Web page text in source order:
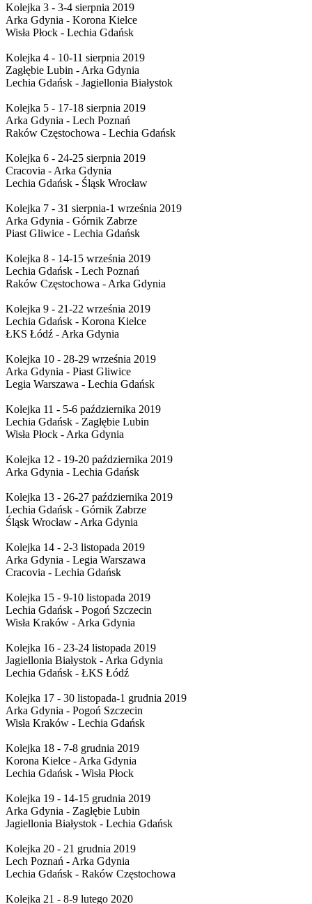
Kolejka 3 - 3-4 sierpnia 2019
Arka Gdynia - Korona Kielce
Wisła Płock - Lechia Gdańsk
Kolejka 4 - 10-11 sierpnia 2019
Zagłębie Lubin - Arka Gdynia
Lechia Gdańsk - Jagiellonia Białystok
Kolejka 5 - 17-18 sierpnia 2019
Arka Gdynia - Lech Poznań
Raków Częstochowa - Lechia Gdańsk
Kolejka 6 - 24-25 sierpnia 2019
Cracovia - Arka Gdynia
Lechia Gdańsk - Śląsk Wrocław
Kolejka 7 - 31 sierpnia-1 września 2019
Arka Gdynia - Górnik Zabrze
Piast Gliwice - Lechia Gdańsk
Kolejka 8 - 14-15 września 2019
Lechia Gdańsk - Lech Poznań
Raków Częstochowa - Arka Gdynia
Kolejka 9 - 21-22 września 2019
Lechia Gdańsk - Korona Kielce
ŁKS Łódź - Arka Gdynia
Kolejka 10 - 28-29 września 2019
Arka Gdynia - Piast Gliwice
Legia Warszawa - Lechia Gdańsk
Kolejka 11 - 5-6 października 2019
Lechia Gdańsk - Zagłębie Lubin
Wisła Płock - Arka Gdynia
Kolejka 12 - 19-20 października 2019
Arka Gdynia - Lechia Gdańsk
Kolejka 13 - 26-27 października 2019
Lechia Gdańsk - Górnik Zabrze
Śląsk Wrocław - Arka Gdynia
Kolejka 14 - 2-3 listopada 2019
Arka Gdynia - Legia Warszawa
Cracovia - Lechia Gdańsk
Kolejka 15 - 9-10 listopada 2019
Lechia Gdańsk - Pogoń Szczecin
Wisła Kraków - Arka Gdynia
Kolejka 16 - 23-24 listopada 2019
Jagiellonia Białystok - Arka Gdynia
Lechia Gdańsk - ŁKS Łódź
Kolejka 17 - 30 listopada-1 grudnia 2019
Arka Gdynia - Pogoń Szczecin
Wisła Kraków - Lechia Gdańsk
Kolejka 18 - 7-8 grudnia 2019
Korona Kielce - Arka Gdynia
Lechia Gdańsk - Wisła Płock
Kolejka 19 - 14-15 grudnia 2019
Arka Gdynia - Zagłębie Lubin
Jagiellonia Białystok - Lechia Gdańsk
Kolejka 20 - 21 grudnia 2019
Lech Poznań - Arka Gdynia
Lechia Gdańsk - Raków Częstochowa
Kolejka 21 - 8-9 lutego 2020